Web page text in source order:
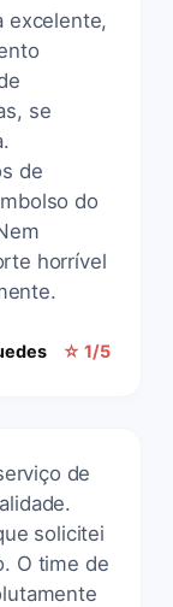
excelente,
se
de
do
horrível
☆ 1/5
de
solicitei
O time de